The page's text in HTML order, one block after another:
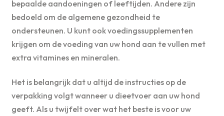
bepaalde aandoeningen of leeftijden. Andere zijn
bedoeld om de algemene gezondheid te
ondersteunen. U kunt ook voedingssupplementen
krijgen om de voeding van uw hond aan te vullen met
extra vitamines en mineralen.
Het is belangrijk dat u altijd de instructies op de
verpakking volgt wanneer u dieetvoer aan uw hond
geeft. Als u twijfelt over wat het beste is voor uw